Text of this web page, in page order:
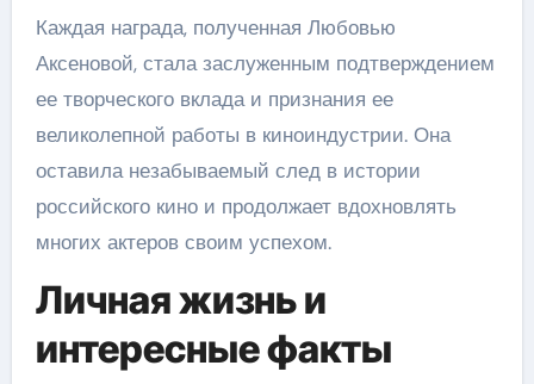
Каждая награда, полученная Любовью
Аксеновой, стала заслуженным подтверждением
ее творческого вклада и признания ее
великолепной работы в киноиндустрии. Она
оставила незабываемый след в истории
российского кино и продолжает вдохновлять
многих актеров своим успехом.
Личная жизнь и
интересные факты